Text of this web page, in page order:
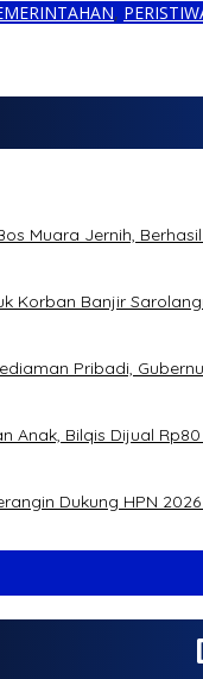
,
Muara Jernih,
Korban Banjir
Pribadi,
Anak, Bilqis Dijual
Dukung HPN